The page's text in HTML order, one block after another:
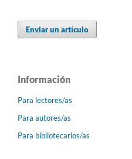
Enviar un artículo
Información
Para lectores/as
Para autores/as
Para bibliotecarios/as